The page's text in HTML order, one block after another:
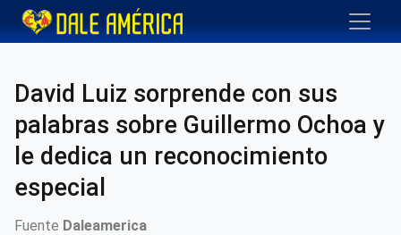
David Luiz sorprende con sus
palabras sobre Guillermo Ochoa y
le dedica un reconocimiento
especial
Fuente Daleamerica